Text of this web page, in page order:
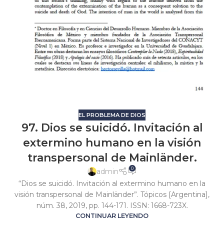
EL PROBLEMA DE DIOS
97. Dios se suicidó. Invitación al
extermino humano en la visión
transpersonal de Mainländer.
admin 0
“Dios se suicidó. Invitación al extermino humano en la
visión transpersonal de Mainländer”. Tópicos [Argentina],
núm. 38, 2019, pp. 144-171. ISSN: 1668-723X.
CONTINUAR LEYENDO